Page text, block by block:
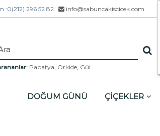
:0(212) 296 52 82 info@sabuncakiscicek.com
Papatya, Orkide, Gül
DOĞUM GÜNÜ ÇİÇEKLER